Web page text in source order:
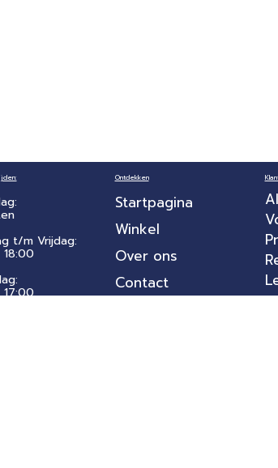
t/m Vrijdag:
Ontdekken
Startpagina
Winkel
Over ons
Contact